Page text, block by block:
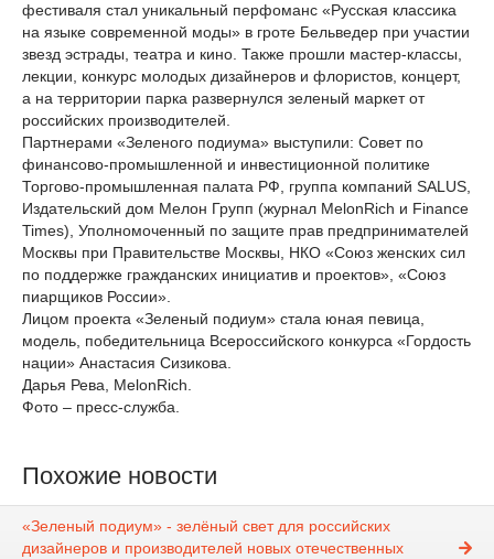
фестиваля стал уникальный перфоманс «Русская классика
на языке современной моды» в гроте Бельведер при участии
звезд эстрады, театра и кино. Также прошли мастер-классы,
лекции, конкурс молодых дизайнеров и флористов, концерт,
а на территории парка развернулся зеленый маркет от
российских производителей.
Партнерами «Зеленого подиума» выступили: Совет по
финансово-промышленной и инвестиционной политике
Торгово-промышленная палата РФ, группа компаний SALUS,
Издательский дом Мелон Групп (журнал MelonRich и Finance
Times), Уполномоченный по защите прав предпринимателей
Москвы при Правительстве Москвы, НКО «Союз женских сил
по поддержке гражданских инициатив и проектов», «Союз
пиарщиков России».
Лицом проекта «Зеленый подиум» стала юная певица,
модель, победительница Всероссийского конкурса «Гордость
нации» Анастасия Сизикова.
Дарья Рева, MelonRich.
Фото – пресс-служба.
Похожие новости
«Зеленый подиум» - зелёный свет для российских
дизайнеров и производителей новых отечественных